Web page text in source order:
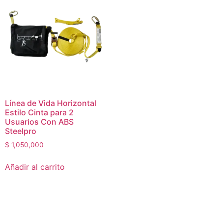
Línea de Vida Horizontal
Estilo Cinta para 2
Usuarios Con ABS
Steelpro
$ 1,050,000
Añadir al carrito